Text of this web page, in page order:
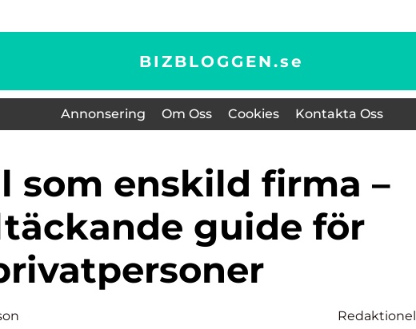
BIZBLOGGEN.se
Annonsering Om Oss Cookies Kontakta Oss
guide för
Redaktionel